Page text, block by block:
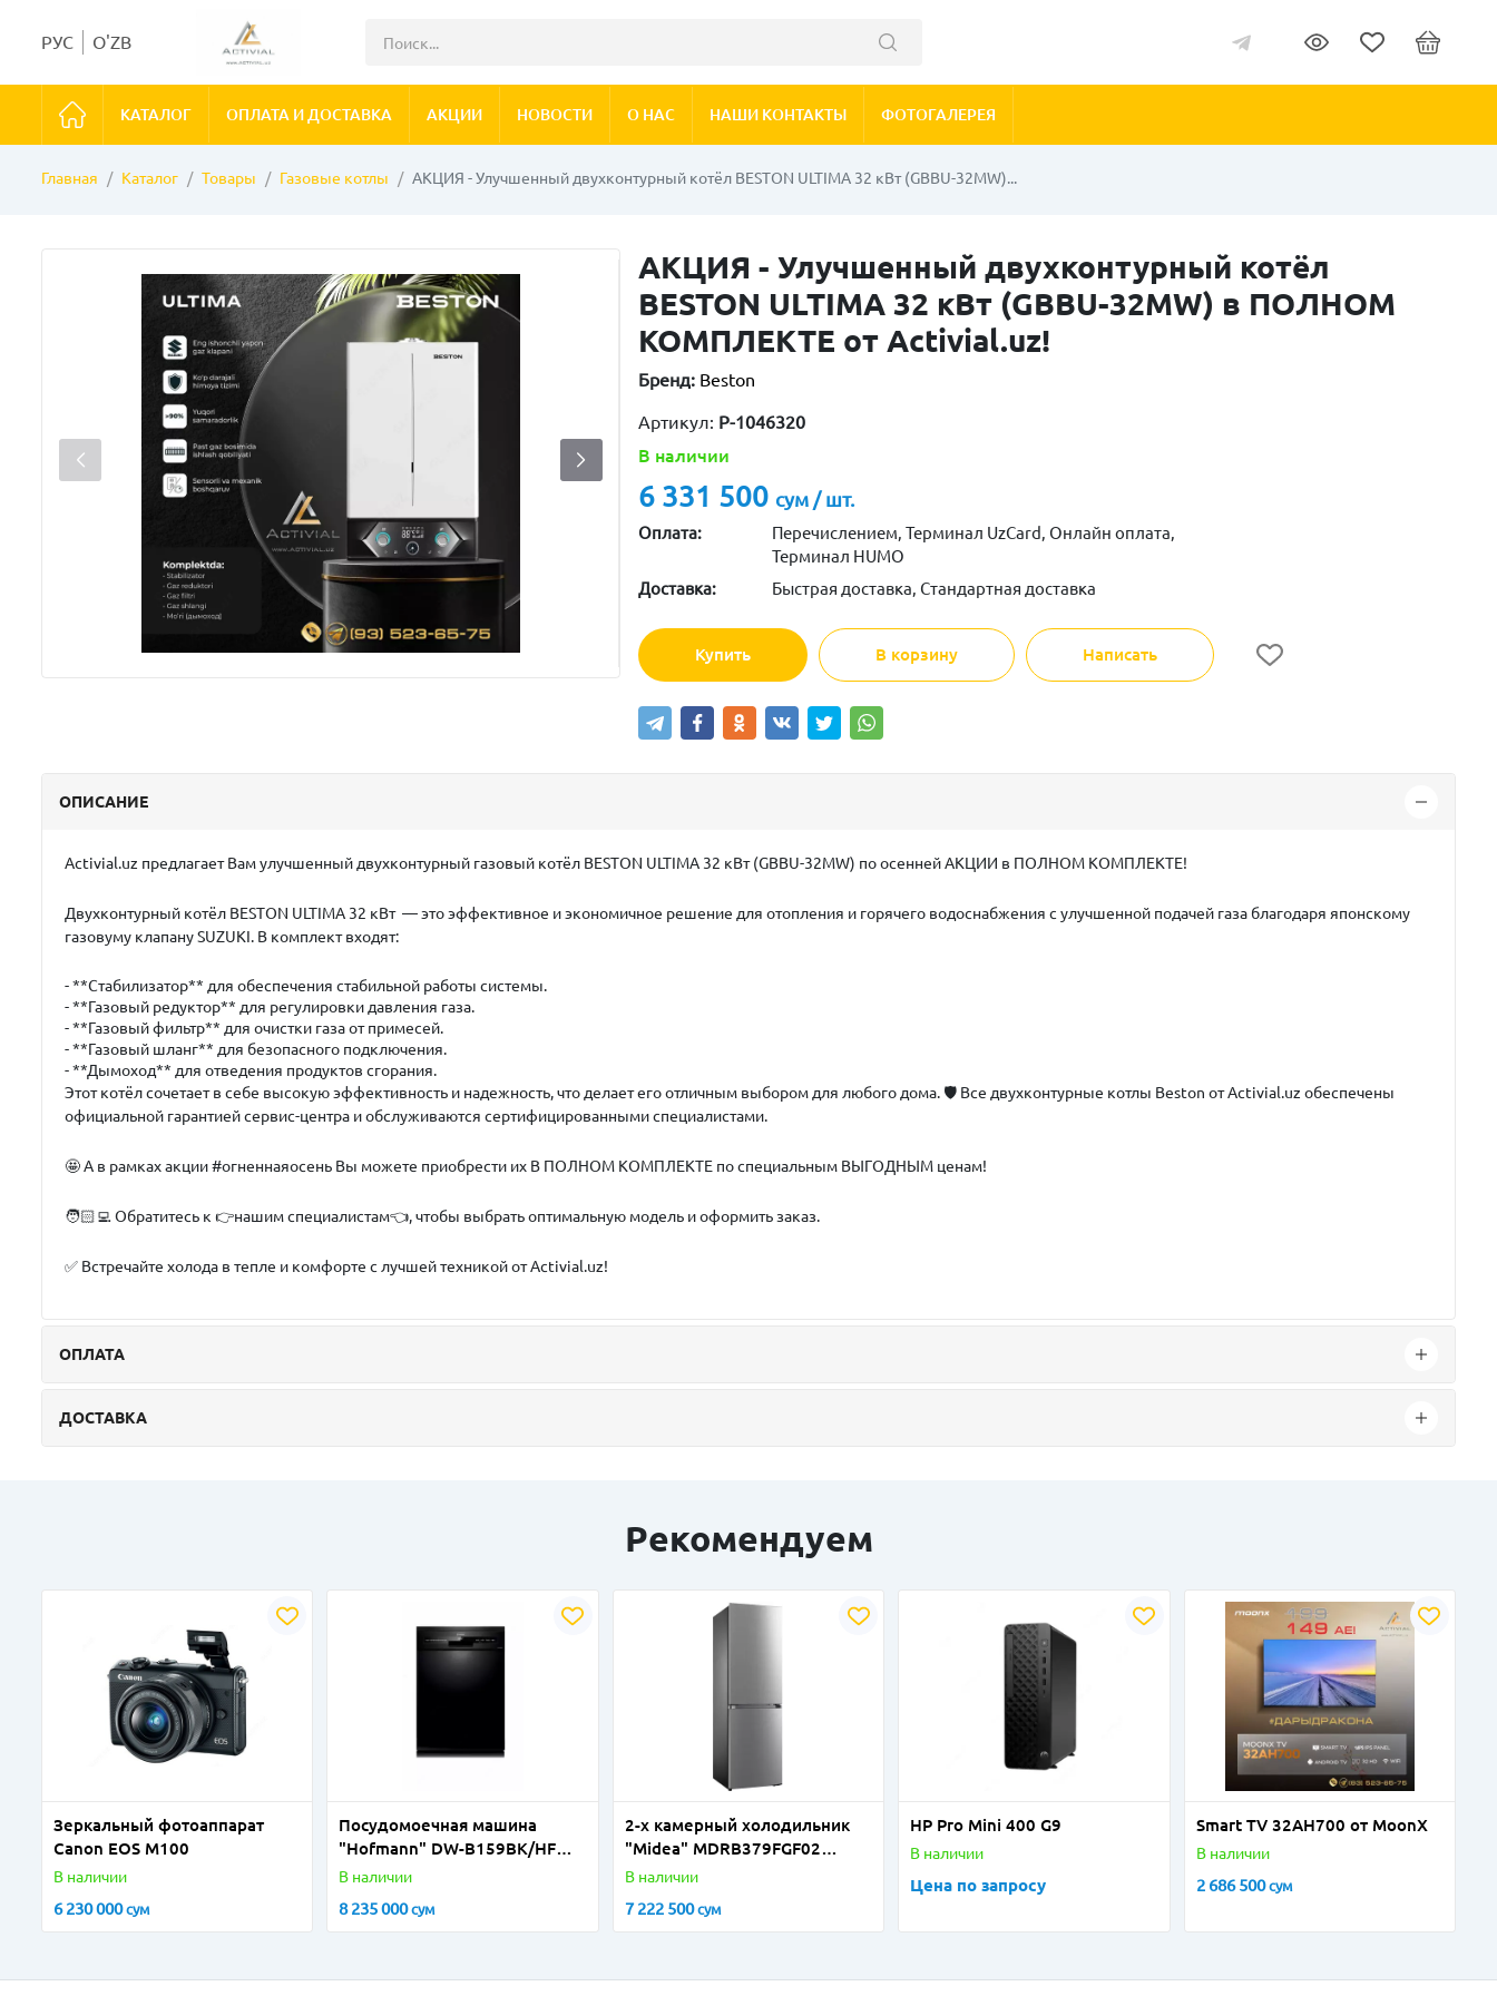
РУС O'ZB
КАТАЛОГ ОПЛАТА И ДОСТАВКА АКЦИИ НОВОСТИ О НАС НАШИ КОНТАКТЫ ФОТОГАЛЕРЕЯ
Главная Каталог Товары Газовые котлы АКЦИЯ - Улучшенный двухконтурный котёл BESTON ULTIMA 32 кВт (GBBU-32MW)...
АКЦИЯ - Улучшенный двухконтурный котёл
BESTON ULTIMA 32 кВт (GBBU-32MW) в ПОЛНОМ
КОМПЛЕКТЕ от Activial.uz!
Бренд: Beston
Артикул: P-1046320
В наличии
6 331 500 сум / шт.
Оплата:
Перечислением, Терминал UzCard, Онлайн оплата,
Терминал HUMO
Доставка:
Быстрая доставка, Стандартная доставка
Купить В корзину Написать
ОПИСАНИЕ
Activial.uz предлагает Вам улучшенный двухконтурный газовый котёл BESTON ULTIMA 32 кВт (GBBU-32MW) по осенней АКЦИИ в ПОЛНОМ КОМПЛЕКТЕ!
Двухконтурный котёл BESTON ULTIMA 32 кВт — это эффективное и экономичное решение для отопления и горячего водоснабжения с улучшенной подачей газа благодаря японскому
газовуму клапану SUZUKI. В комплект входят:
- **Стабилизатор** для обеспечения стабильной работы системы.
- **Газовый редуктор** для регулировки давления газа.
- **Газовый фильтр** для очистки газа от примесей.
- **Газовый шланг** для безопасного подключения.
- **Дымоход** для отведения продуктов сгорания.
Этот котёл сочетает в себе высокую эффективность и надежность, что делает его отличным выбором для любого дома. 🛡 Все двухконтурные котлы Beston от Activial.uz обеспечены
официальной гарантией сервис-центра и обслуживаются сертифицированными специалистами.
🤩 А в рамках акции #огненнаяосень Вы можете приобрести их В ПОЛНОМ КОМПЛЕКТЕ по специальным ВЫГОДНЫМ ценам!
🧑🏻‍💻 Обратитесь к 👉нашим специалистам👈, чтобы выбрать оптимальную модель и оформить заказ.
✅ Встречайте холода в тепле и комфорте с лучшей техникой от Activial.uz!
ОПЛАТА
ДОСТАВКА
Рекомендуем
Зеркальный фотоаппарат
Canon EOS M100
В наличии
6 230 000сум
Посудомоечная машина
"Hofmann" DW-В159BК/HF
(Черная) 14 комплектов
В наличии
8 235 000сум
2-х камерный холодильник
"Мidea" MDRВ379FGF02
(Стальной)
В наличии
7 222 500сум
HP Pro Mini 400 G9
В наличии
Цена по запросу
Smart TV 32AH700 от MoonX
В наличии
2 686 500сум